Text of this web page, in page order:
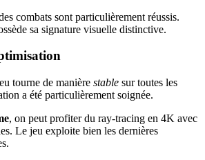
combats sont particulièrement réussis.
sa signature visuelle distinctive.
tourne de manière stable sur toutes les
a été particulièrement soignée.
, on peut profiter du ray-tracing en 4K avec
Le jeu exploite bien les dernières